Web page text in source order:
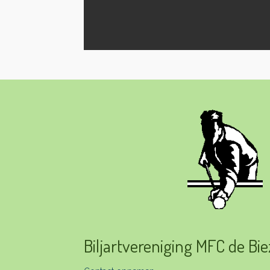
Biljartvereniging MFC de